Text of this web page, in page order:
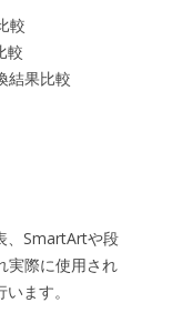
較
較
結果比較
、SmartArtや段
実際に使用され
ます。